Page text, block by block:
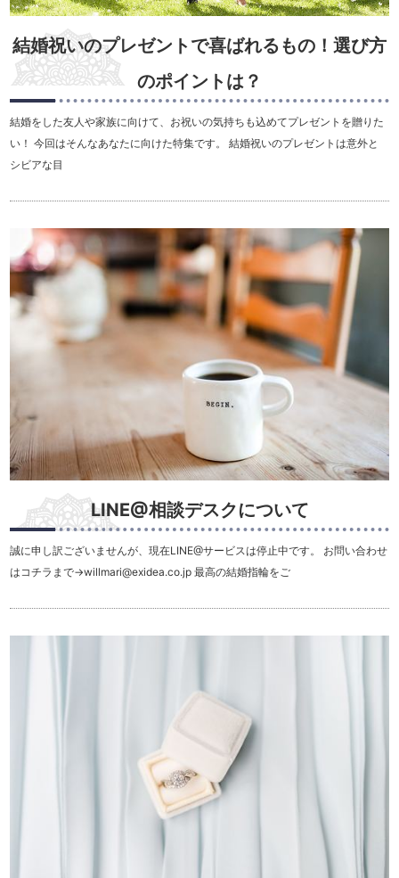
結婚祝いのプレゼントで喜ばれるもの！選び方
のポイントは？
結婚をした友人や家族に向けて、お祝いの気持ちも込めてプレゼントを贈りた
い！ 今回はそんなあなたに向けた特集です。 結婚祝いのプレゼントは意外と
シビアな目
LINE@相談デスクについて
誠に申し訳ございませんが、現在LINE@サービスは停止中です。 お問い合わせ
はコチラまで→willmari@exidea.co.jp 最高の結婚指輪をご